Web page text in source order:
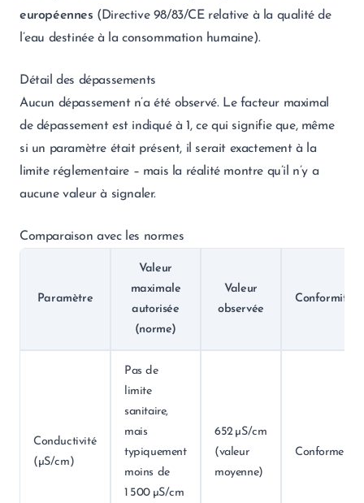
européennes (Directive 98/83/CE relative à la qualité de
l’eau destinée à la consommation humaine).
Détail des dépassements
Aucun dépassement n’a été observé. Le facteur maximal
de dépassement est indiqué à 1, ce qui signifie que, même
si un paramètre était présent, il serait exactement à la
limite réglementaire – mais la réalité montre qu’il n’y a
aucune valeur à signaler.
Comparaison avec les normes
Paramètre
Valeur
maximale
autorisée
(norme)
Valeur
observée
Conformité
Conductivité
(µS/cm)
Pas de
limite
sanitaire,
mais
typiquement
moins de
1 500 µS/cm
652 µS/cm
(valeur
moyenne)
Conforme